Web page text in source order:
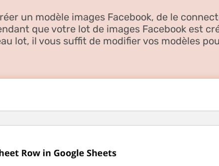
un modèle images Facebook, de le
que votre lot de images Facebook est
lot, il vous suffit de modifier vos modèles